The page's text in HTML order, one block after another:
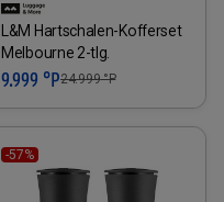
L&M Hartschalen-Kofferset
Melbourne 2-tlg.
9.999 °P24.999°P
-57%